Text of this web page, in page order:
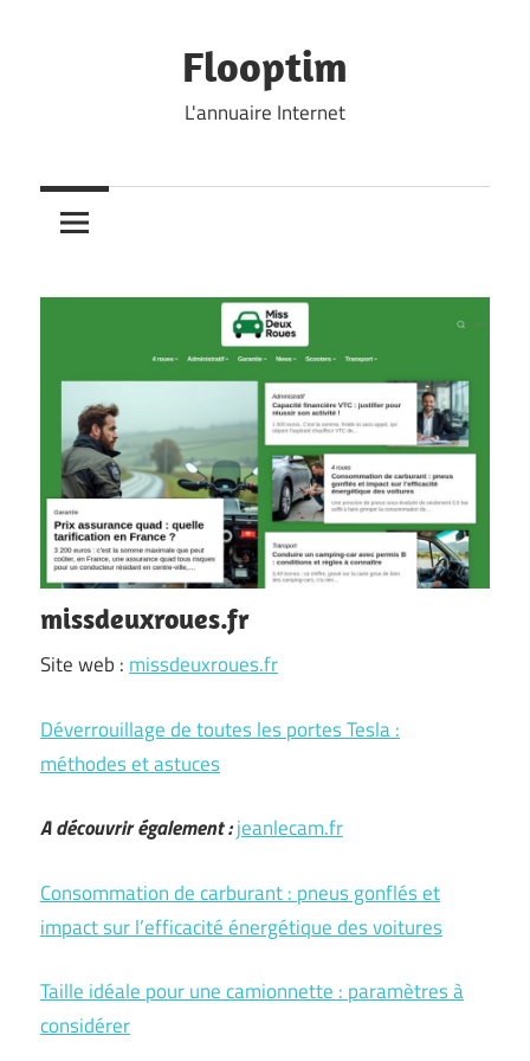
Flooptim
L'annuaire Internet
missdeuxroues.fr
Site web : missdeuxroues.fr
Déverrouillage de toutes les portes Tesla :
méthodes et astuces
A découvrir également :jeanlecam.fr
Consommation de carburant : pneus gonflés et
impact sur l’efficacité énergétique des voitures
Taille idéale pour une camionnette : paramètres à
considérer